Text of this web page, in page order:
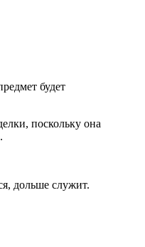
будет
поскольку она
дольше служит.